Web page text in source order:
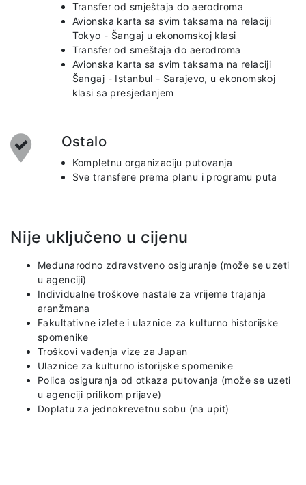
Transfer od smještaja do aerodroma
Avionska karta sa svim taksama na relaciji
Tokyo - Šangaj u ekonomskoj klasi
Transfer od smeštaja do aerodroma
Avionska karta sa svim taksama na relaciji
Šangaj - Istanbul - Sarajevo, u ekonomskoj
klasi sa presjedanjem
Ostalo
Kompletnu organizaciju putovanja
Sve transfere prema planu i programu puta
Nije uključeno u cijenu
Međunarodno zdravstveno osiguranje (može se uzeti
u agenciji)
Individualne troškove nastale za vrijeme trajanja
aranžmana
Fakultativne izlete i ulaznice za kulturno historijske
spomenike
Troškovi vađenja vize za Japan
Ulaznice za kulturno istorijske spomenike
Polica osiguranja od otkaza putovanja (može se uzeti
u agenciji prilikom prijave)
Doplatu za jednokrevetnu sobu (na upit)